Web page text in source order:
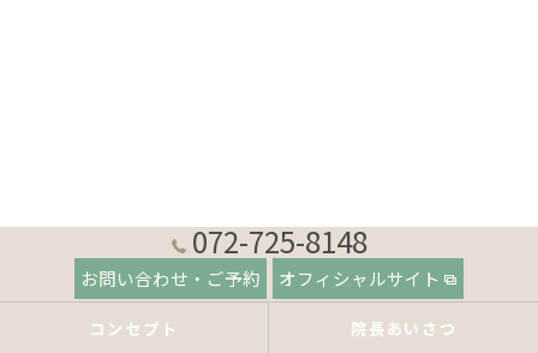
072-725-8148
お問い合わせ・ご予約 オフィシャルサイト
コンセプト 院長あいさつ